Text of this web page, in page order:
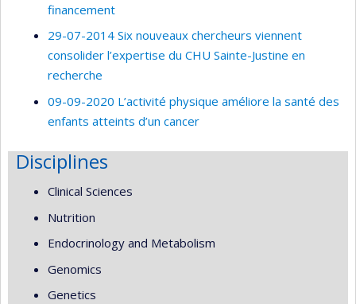
financement
29-07-2014 Six nouveaux chercheurs viennent
consolider l’expertise du CHU Sainte-Justine en
recherche
09-09-2020 L’activité physique améliore la santé des
enfants atteints d’un cancer
Disciplines
Clinical Sciences
Nutrition
Endocrinology and Metabolism
Genomics
Genetics